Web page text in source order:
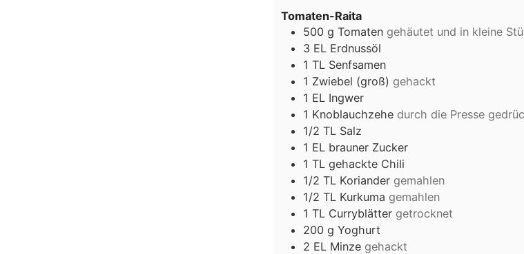
Tomaten-Raita
500 g Tomaten gehäutet und in kleine
3 EL Erdnussöl
1 TL Senfsamen
1 Zwiebel (groß) gehackt
1 EL Ingwer
1 Knoblauchzehe durch die Presse
1/2 TL Salz
1 EL brauner Zucker
1 TL gehackte Chili
1/2 TL Koriander gemahlen
1/2 TL Kurkuma gemahlen
1 TL Curryblätter getrocknet
200 g Yoghurt
2 EL Minze gehackt